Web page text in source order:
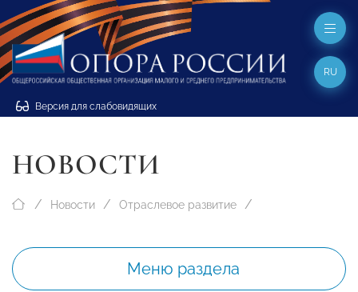
Версия для слабовидящих
RU
НОВОСТИ
Новости Отраслевое развитие
Меню раздела